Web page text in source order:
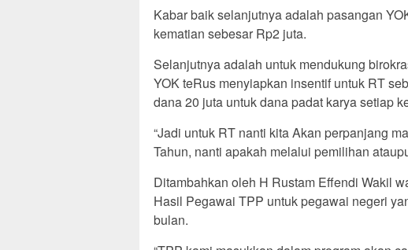
Kabar baik selanjutnya adalah pasangan
kematian sebesar Rp2 juta.
Selanjutnya adalah untuk mendukung
YOK teRus menyiapkan insentif untuk RT
dana 20 juta untuk dana padat karya setiap
“Jadi untuk RT nanti kita Akan perpanjang
Tahun, nanti apakah melalui pemilihan
Ditambahkan oleh H Rustam Effendi Wakil
Hasil Pegawai TPP untuk pegawai negeri
bulan.